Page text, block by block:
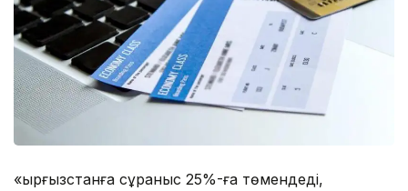
«Қырғызстанға сұраныс 25%-ға төмендеді,